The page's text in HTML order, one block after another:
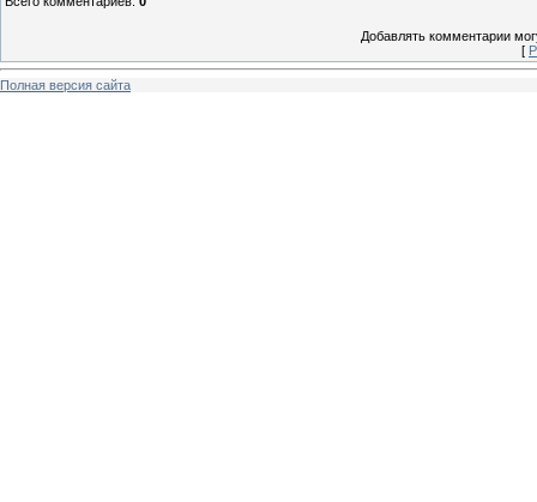
Добавлять комментарии
[
Полная версия сайта